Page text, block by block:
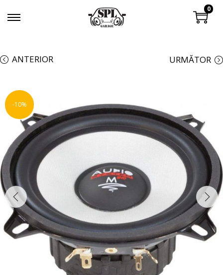
0
ANTERIOR URMĂTOR
-10%